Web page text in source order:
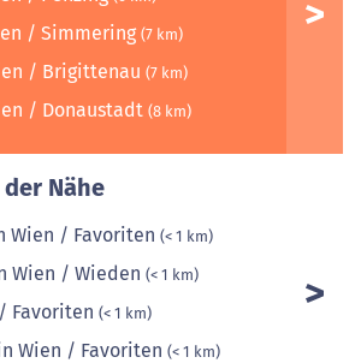
/ Simmering (7 km)
/ Brigittenau (7 km)
/ Donaustadt (8 km)
Nähe
Wien / Favoriten (< 1 km)
Wien / Wieden (< 1 km)
Favoriten (< 1 km)
Wien / Favoriten (< 1 km)